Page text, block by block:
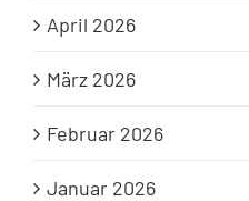
April 2026
März 2026
Februar 2026
Januar 2026